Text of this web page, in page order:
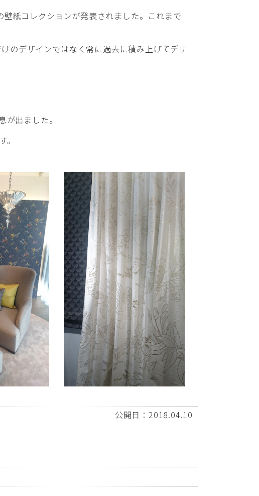
紙コレクションが発表されました。これまで
のデザインではなく常に過去に積み上げてデザ
出ました。
公開日：2018.04.10